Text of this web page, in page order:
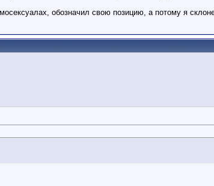
обозначил свою позицию, а потому я